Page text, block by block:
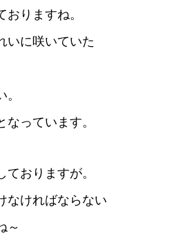
りますね。
いに咲いていた
っています。
おりますが。
なければならない
～